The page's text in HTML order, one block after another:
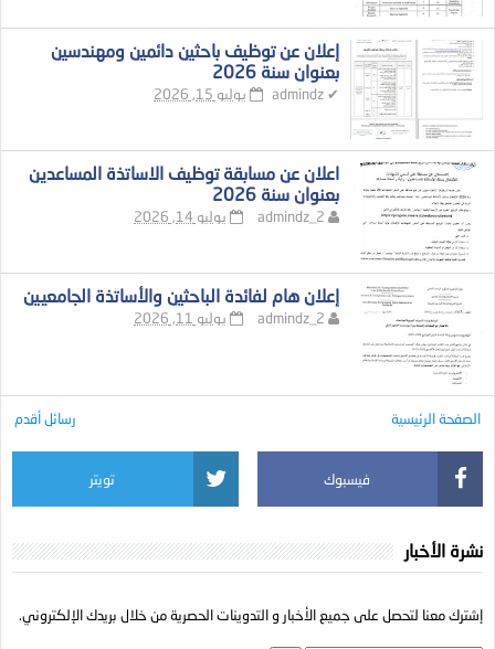
إعلان عن توظيف باحثين دائمين ومهندسين
بعنوان سنة 2026
✔
admindz يوليو 15, 2026
اعلان عن مسابقة توظيف الاساتذة المساعدين
بعنوان سنة 2026
admindz_2 يوليو 14, 2026
إعلان هام لفائدة الباحثين والأساتذة الجامعيين
admindz_2 يوليو 11, 2026
رسائل أقدم الصفحة الرئيسية
فيسبوك تويتر
نشرة الأخبار
إشترك معنا لتحصل على جميع الأخبار و التدوينات الحصرية من خلال بريدك الإلكتروني.